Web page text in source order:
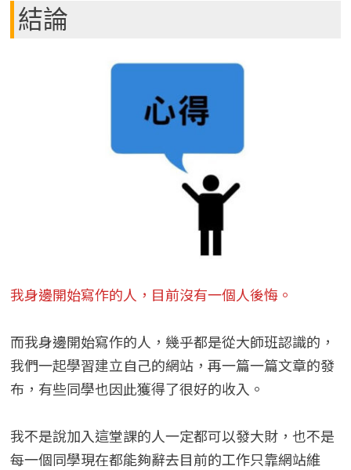
結論
我身邊開始寫作的人，目前沒有一個人後悔。
而我身邊開始寫作的人，幾乎都是從大師班認識的，
我們一起學習建立自己的網站，再一篇一篇文章的發
布，有些同學也因此獲得了很好的收入。
我不是說加入這堂課的人一定都可以發大財，也不是
每一個同學現在都能夠辭去目前的工作只靠網站維